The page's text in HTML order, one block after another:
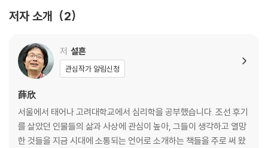
10장 세 번째 수업③
12장 세 번째 수업⑤
13장 네 번째 수업①
14장 네 번째 수업②
15장 네 번째 수업③
16장 네 번째 수업④
17장 네 번째 수업⑤
저자 소개 2
저 설흔
관심작가 알림신청
薛欣
서울에서 태어나 고려대학교에서 심리학을 공부했습니다. 조선 후기
를 살았던 인물들의 삶과 사상에 관심이 높아, 그들이 생각하고 열망
한 것들을 지금 시대에 소통되는 언어로 소개하는 책들을 주로 써 왔